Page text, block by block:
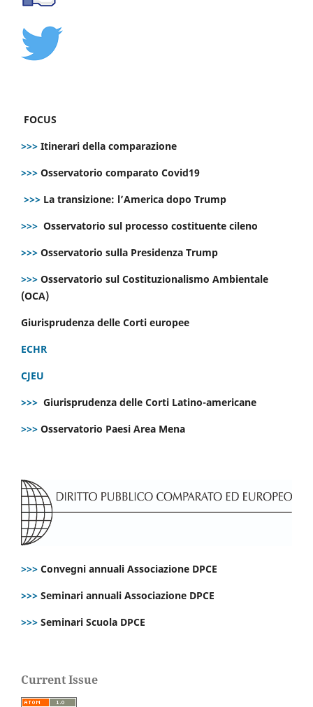
FOCUS
>>> Itinerari della comparazione
>>> Osservatorio comparato Covid19
>>> La transizione: l’America dopo Trump
>>> Osservatorio sul processo costituente cileno
>>> Osservatorio sulla Presidenza Trump
>>> Osservatorio sul Costituzionalismo Ambientale
(OCA)
Giurisprudenza delle Corti europee
ECHR
CJEU
>>> Giurisprudenza delle Corti Latino-americane
>>> Osservatorio Paesi Area Mena
>>> Convegni annuali Associazione DPCE
>>> Seminari annuali Associazione DPCE
>>> Seminari Scuola DPCE
Current Issue